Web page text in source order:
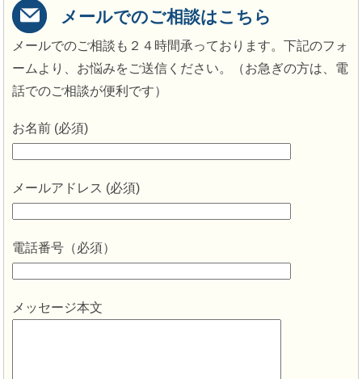
メールでのご相談はこちら
メールでのご相談も２４時間承っております。下記のフォ
ームより、お悩みをご送信ください。（お急ぎの方は、電
話でのご相談が便利です）
お名前 (必須)
メールアドレス (必須)
電話番号（必須）
メッセージ本文